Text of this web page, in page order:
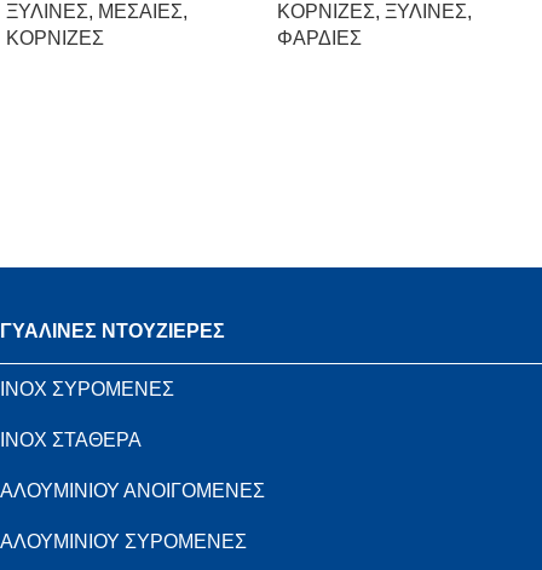
ΞΥΛΙΝΕΣ, ΜΕΣΑΙΕΣ,
ΚΟΡΝΙΖΕΣ
ΚΟΡΝΙΖΕΣ, ΞΥΛΙΝΕΣ,
ΦΑΡΔΙΕΣ
ΓΥΑΛΙΝΕΣ ΝΤΟΥΖΙΕΡΕΣ
INOX ΣΥΡΟΜΕΝΕΣ
INOX ΣΤΑΘΕΡΑ
ΑΛΟΥΜΙΝΙΟΥ ΑΝΟΙΓΟΜΕΝΕΣ
ΑΛΟΥΜΙΝΙΟΥ ΣΥΡΟΜΕΝΕΣ